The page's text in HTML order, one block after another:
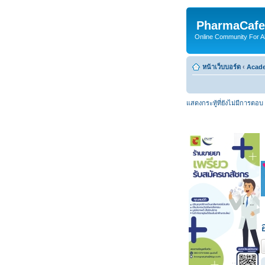
Online Community For
หน้าเว็บบอร์ด ‹
แสดงกระทู้ที่ยังไม่มีการตอบ